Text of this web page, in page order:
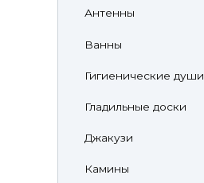
Антенны
Ванны
Гигиенические души
Гладильные доски
Джакузи
Камины